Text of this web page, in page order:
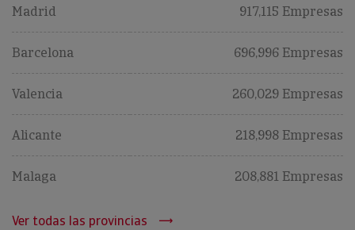
Madrid 917,115 Empresas
Barcelona 696,996 Empresas
Valencia 260,029 Empresas
Alicante 218,998 Empresas
Malaga 208,881 Empresas
Ver todas las provincias